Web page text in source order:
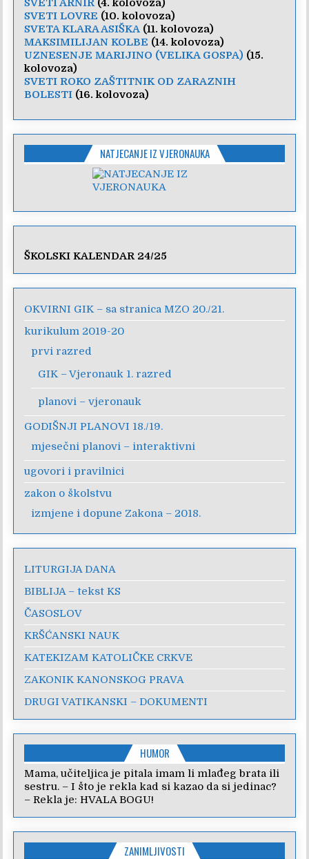
SVETI ARNIR(4. kolovoza)
SVETI LOVRE (10. kolovoza)
SVETA KLARA ASIŠKA (11. kolovoza)
MAKSIMILIJAN KOLBE (14. kolovoza)
UZNESENJE MARIJINO (VELIKA GOSPA) (15.
kolovoza)
SVETI ROKO ZAŠTITNIK OD ZARAZNIH
BOLESTI (16. kolovoza)
NATJECANJE IZ VJERONAUKA
ŠKOLSKI KALENDAR 24/25
OKVIRNI GIK – sa stranica MZO 20./21.
kurikulum 2019-20
prvi razred
GIK – Vjeronauk 1. razred
planovi – vjeronauk
GODIŠNJI PLANOVI 18./19.
mjesečni planovi – interaktivni
ugovori i pravilnici
zakon o školstvu
izmjene i dopune Zakona – 2018.
LITURGIJA DANA
BIBLIJA – tekst KS
ČASOSLOV
KRŠĆANSKI NAUK
KATEKIZAM KATOLIČKE CRKVE
ZAKONIK KANONSKOG PRAVA
DRUGI VATIKANSKI – DOKUMENTI
HUMOR
Mama, učiteljica je pitala imam li mlađeg brata ili
sestru. – I što je rekla kad si kazao da si jedinac?
– Rekla je: HVALA BOGU!
ZANIMLJIVOSTI